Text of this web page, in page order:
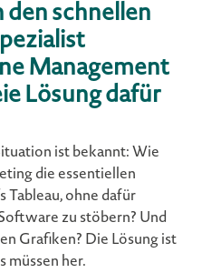
den schnellen
Management
Lösung dafür
ist bekannt: Wie
die essentiellen
Tableau, ohne dafür
zu stöbern? Und
Grafiken? Die Lösung ist
müssen her.